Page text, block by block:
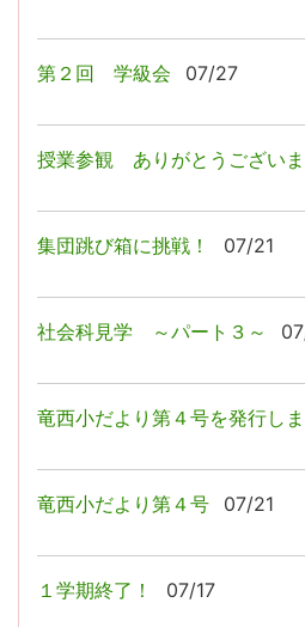
第２回 学級会 07/27
授業参観 ありがとうございま
集団跳び箱に挑戦！ 07/21
社会科見学 ～パート３～
竜西小だより第４号を発行しま
竜西小だより第４号 07/21
１学期終了！ 07/17